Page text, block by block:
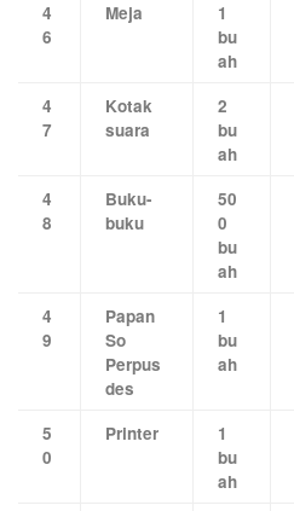
4
6
Meja
1
bu
ah
4
7
Kotak
suara
2
bu
ah
4
8
Buku-
buku
50
0
bu
ah
4
9
Papan
So
Perpus
des
1
bu
ah
5
0
Printer
1
bu
ah